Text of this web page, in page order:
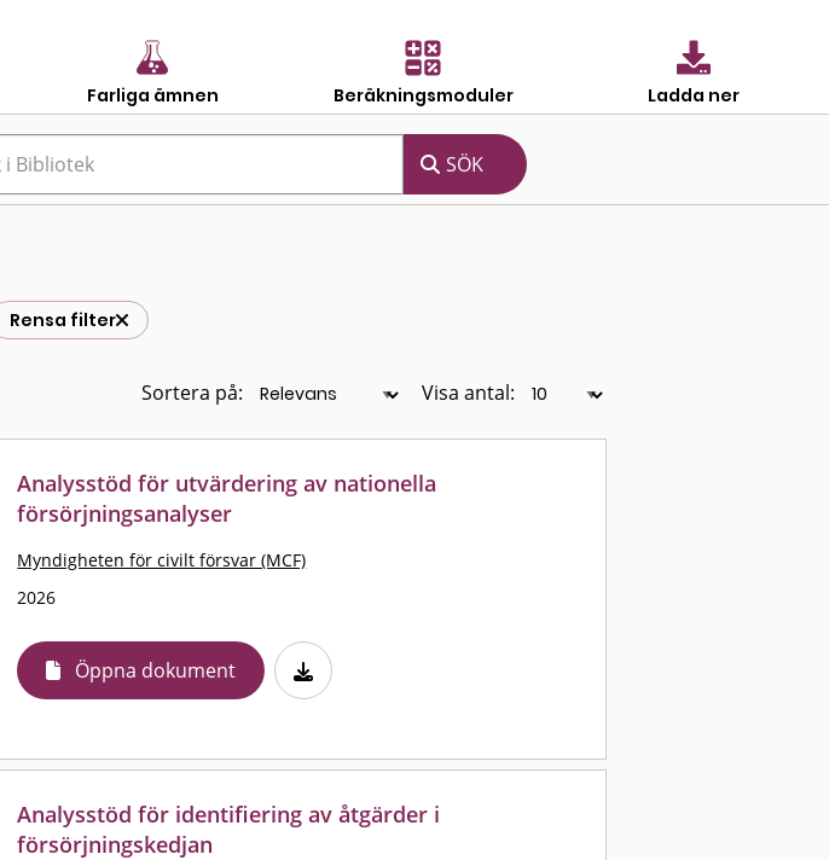
Farliga ämnen Beräkningsmoduler Ladda ner
Rensa filter
Sortera på: Visa antal:
Analysstöd för utvärdering av nationella
försörjningsanalyser
Myndigheten för civilt försvar (MCF)
2026
Öppna dokument
Analysstöd för identifiering av åtgärder i
försörjningskedjan